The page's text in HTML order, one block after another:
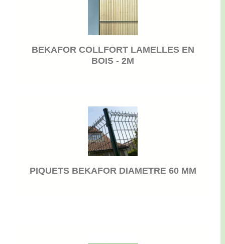
BEKAFOR COLLFORT LAMELLES EN
BOIS - 2M
PIQUETS BEKAFOR DIAMETRE 60 MM